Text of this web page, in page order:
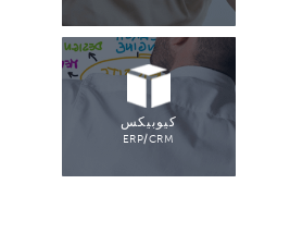
كيوبيكس
ERP/CRM